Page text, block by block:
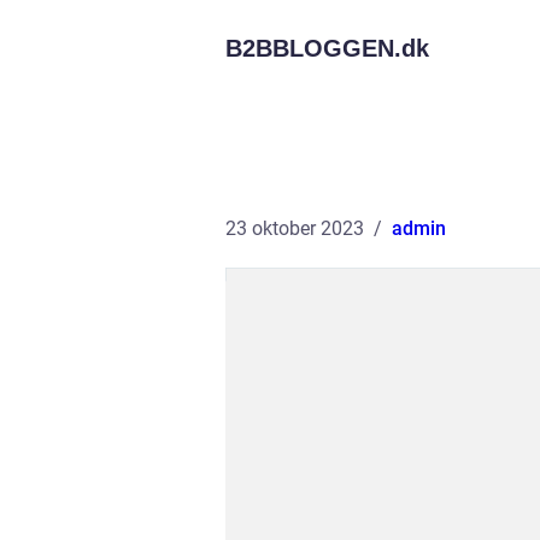
B2BBLOGGEN.dk
23 oktober 2023 admin